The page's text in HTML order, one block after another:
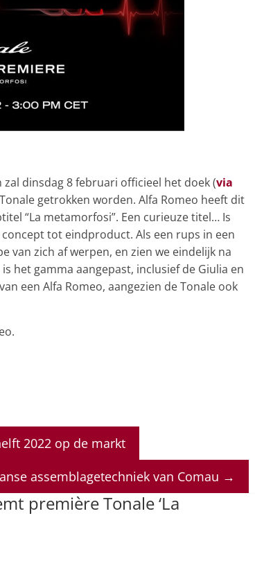
dinsdag 8 februari officieel het doek (via
getrokken worden. Alfa Romeo heeft dit
“La metamorfosi”. Een curieuze titel… Is
tot eindproduct. Als een rups in een
van zich af werpen, en zien we eindelijk na
het gamma aangepast, inclusief de Giulia en
een Alfa Romeo, aangezien de Tonale ook
2022 op de markt
assemblagetechniek van Comau →
première Tonale ‘La